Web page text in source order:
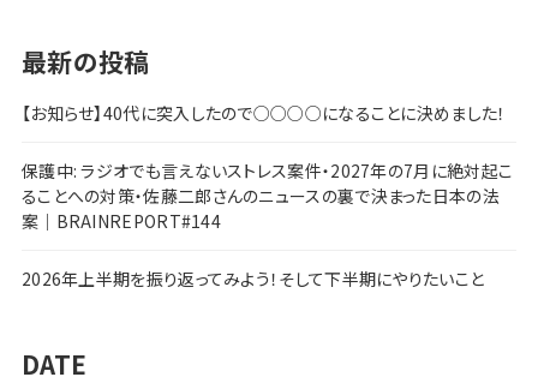
最新の投稿
【お知らせ】40代に突入したので○○○○になることに決めました！
保護中: ラジオでも言えないストレス案件・2027年の7月に絶対起こ
ることへの対策・佐藤二郎さんのニュースの裏で決まった日本の法
案｜BRAINREPORT#144
2026年上半期を振り返ってみよう！そして下半期にやりたいこと
DATE